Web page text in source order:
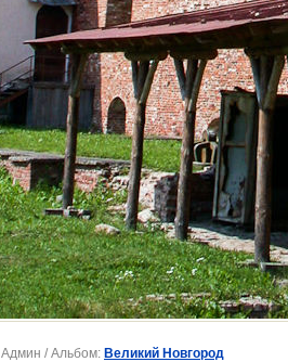
Админ / Альбом: Великий Новгород